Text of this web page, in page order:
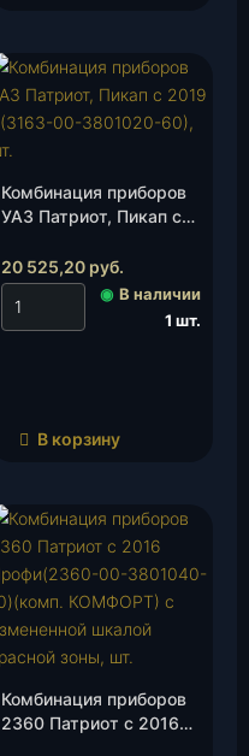
Комбинация приборов
УАЗ Патриот, Пикап с
3801020-60), шт.
20 525,20 руб.
◉ В наличии
1 шт.
В корзину
Комбинация приборов
2360 Патриот с 2016